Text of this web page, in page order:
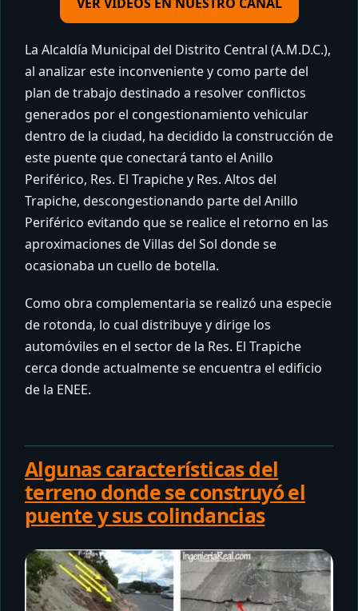
La Alcaldía Municipal del Distrito Central (A.M.D.C.),
al analizar este inconveniente y como parte del
plan de trabajo destinado a resolver conflictos
generados por el congestionamiento vehicular
dentro de la ciudad, ha decidido la construcción de
este puente que conectará tanto el Anillo
Periférico, Res. El Trapiche y Res. Altos del
Trapiche, descongestionando parte del Anillo
Periférico evitando que se realice el retorno en las
aproximaciones de Villas del Sol donde se
ocasionaba un cuello de botella.
Como obra complementaria se realizó una especie
de rotonda, lo cual distribuye y dirige los
automóviles en el sector de la Res. El Trapiche
cerca donde actualmente se encuentra el edificio
de la ENEE.
Algunas características del
terreno donde se construyó el
puente y sus colindancias